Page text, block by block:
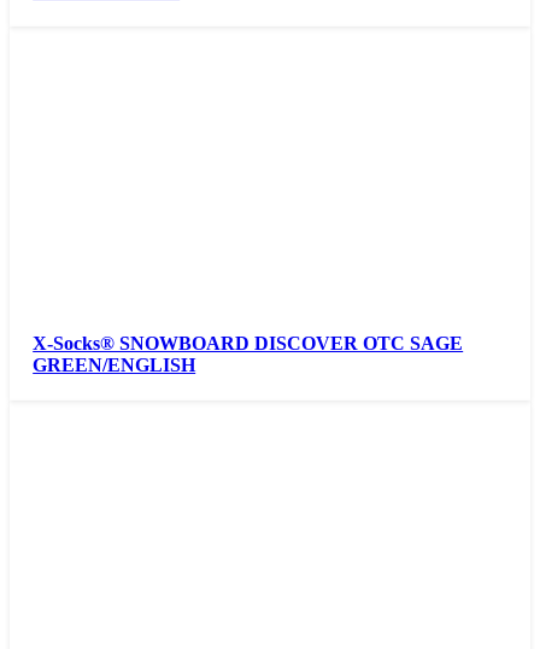
X-Socks® SNOWBOARD DISCOVER OTC SAGE
GREEN/ENGLISH